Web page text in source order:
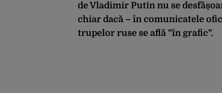
de Vladimir Putin nu se
chiar dacă – în comunicatele
trupelor ruse se află ”în grafic”.